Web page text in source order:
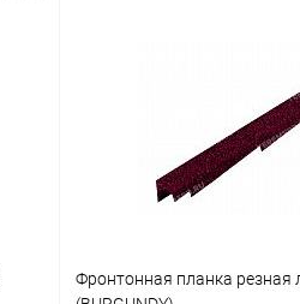
Фронтонная планка резная